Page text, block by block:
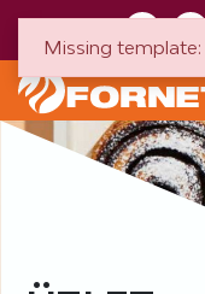
Missing